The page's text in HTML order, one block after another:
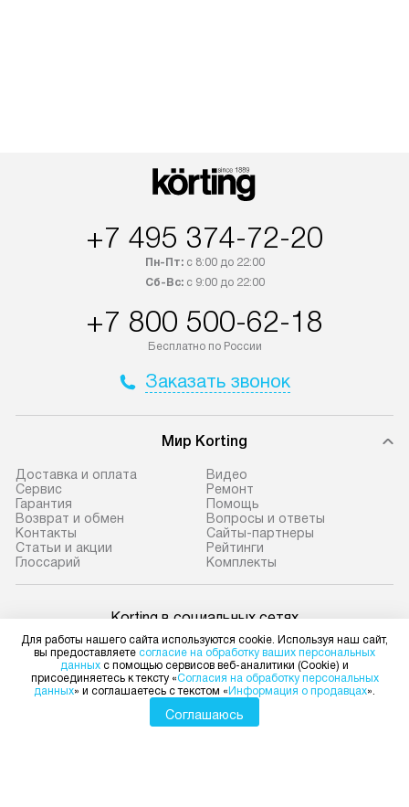
+7 495 374-72-20
Пн-Пт:с 8:00 до 22:00
Сб-Вс:с 9:00 до 22:00
+7 800 500-62-18
Бесплатно по России
Заказать звонок
Мир Korting
Доставка и оплата
Сервис
Гарантия
Возврат и обмен
Контакты
Статьи и акции
Глоссарий
Видео
Ремонт
Помощь
Вопросы и ответы
Сайты-партнеры
Рейтинги
Комплекты
Korting в социальных сетях
Для физических лиц
shop@korting-dealer.ru
Для юридических лиц
Для работы нашего сайта используются cookie. Используя наш сайт,
вы предоставляете согласие на обработку ваших персональных
данных с помощью сервисов веб-аналитики (Cookie) и
присоединяетесь к тексту «Согласия на обработку персональных
данных» и соглашаетесь с текстом « Информация о продавцах».
Соглашаюсь